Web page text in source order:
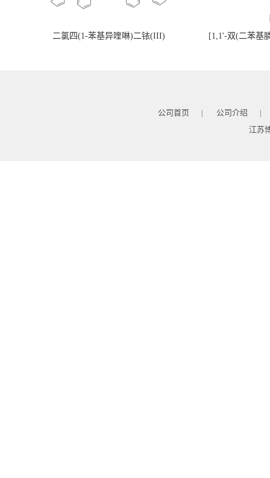
二氯四(1-苯基异喹啉)二铱(III) [1,1'-双(二苯基
公司首页 | 公司介绍 |
江苏